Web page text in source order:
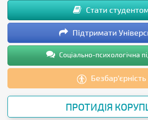
Стати
Підтримати
Соціально-психологічна
Безбар’єрність
ПРОТИДІЯ